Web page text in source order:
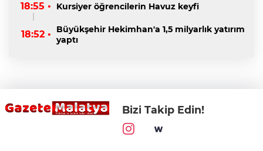
18:55 • Kursiyer öğrencilerin Havuz keyfi
18:52 •
Büyükşehir Hekimhan'a 1,5 milyarlık yatırım
yaptı
Bizi Takip Edin!